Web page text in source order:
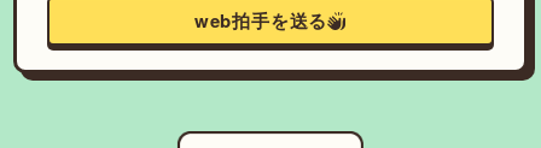
web拍手を送る